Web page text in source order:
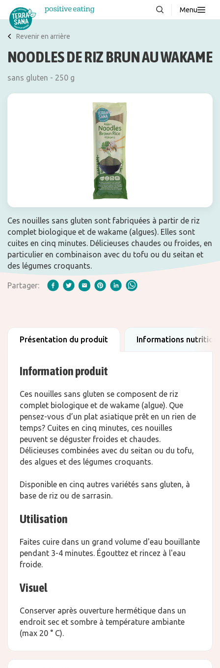
Menu
À propos de nous
Blog
Revenir en arrière
NOODLES DE RIZ BRUN AU WAKAME
sans gluten - 250 g
Ces nouilles sans gluten sont fabriquées à partir de riz
complet biologique et de wakame (algues). Elles sont
cuites en cinq minutes. Délicieuses chaudes ou froides, en
particulier en combinaison avec du tofu ou du seitan et
des légumes croquants.
Partager:
Présentation du produit Informations
Information produit
Ces nouilles sans gluten se composent de riz
complet biologique et de wakame (algue). Que
pensez-vous d’un plat asiatique prêt en un rien de
temps? Cuites en cinq minutes, ces nouilles
peuvent se déguster froides et chaudes.
Délicieuses combinées avec du seitan ou du tofu,
des algues et des légumes croquants.
Disponible en cinq autres variétés sans gluten, à
base de riz ou de sarrasin.
Utilisation
Faites cuire dans un grand volume d'eau bouillante
pendant 3-4 minutes. Égouttez et rincez à l'eau
froide.
Visuel
Conserver après ouverture hermétique dans un
endroit sec et sombre à température ambiante
(max 20 ° C).